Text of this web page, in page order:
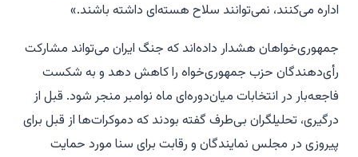
اداره می‌کنند، نمی‌توانند سلاح هسته‌ای داشته باشند.»
جمهوری‌خواهان هشدار داده‌اند که جنگ ایران می‌تواند مشارکت
رأی‌دهندگان حزب جمهوری‌خواه را کاهش دهد و به شکست
فاجعه‌بار در انتخابات میان‌دوره‌ای ماه نوامبر منجر شود. قبل از
درگیری، تحلیلگران بی‌طرف گفته بودند که دموکرات‌ها از قبل برای
پیروزی در مجلس نمایندگان و رقابت برای سنا مورد حمایت